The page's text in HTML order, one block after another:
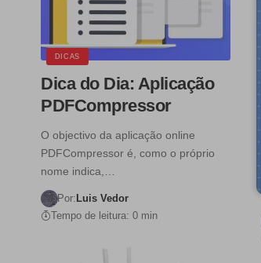
DICAS
Dica do Dia: Aplicação
PDFCompressor
O objectivo da aplicação online
PDFCompressor é, como o próprio
nome indica,…
Por: Luis Vedor
Tempo de leitura: 0 min